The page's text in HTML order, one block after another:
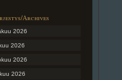
Archives
2026
2026
2026
2026